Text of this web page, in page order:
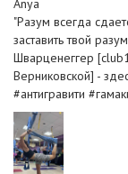
"Разум всегда
заставить твой
Шварценеггер
Верниковской] -
#антигравити